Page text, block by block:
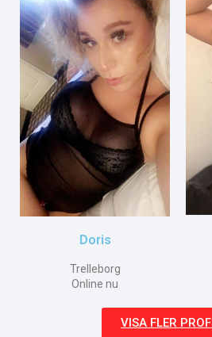
Doris
Trelleborg
Online nu
VISA FLER